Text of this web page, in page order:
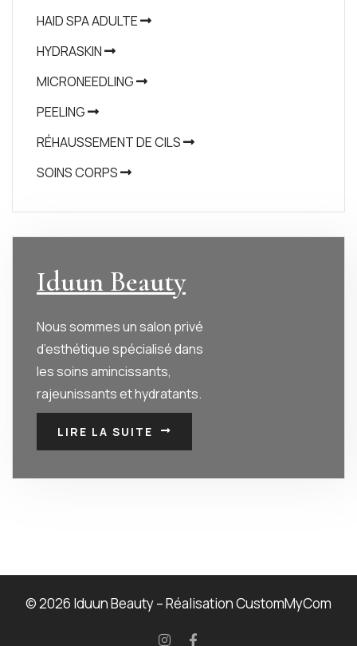
HAID SPA ADULTE
HYDRASKIN
MICRONEEDLING
PEELING
RÉHAUSSEMENT DE CILS
SOINS CORPS
Iduun Beauty
Nous sommes un salon privé
d’esthétique spécialisé dans
les soins amincissants,
rajeunissants et hydratants.
LIRE LA SUITE
© 2026 Iduun Beauty – RéalisationCustomMyCom